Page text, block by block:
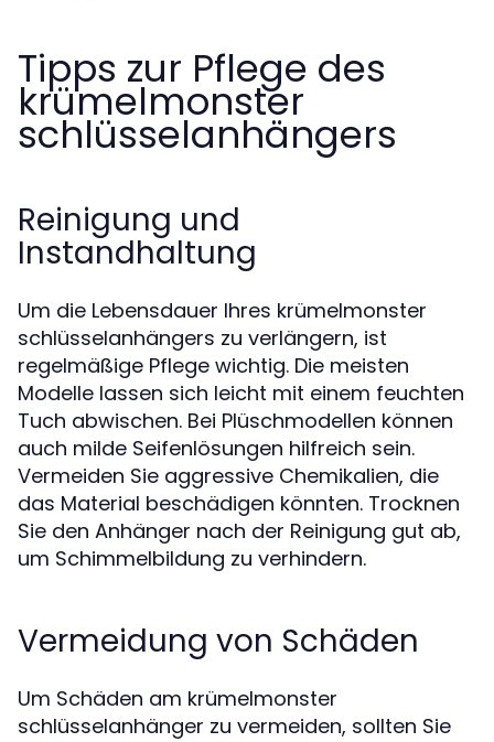
Tipps zur Pflege des
krümelmonster
schlüsselanhängers
Reinigung und
Instandhaltung
Um die Lebensdauer Ihres krümelmonster
schlüsselanhängers zu verlängern, ist
regelmäßige Pflege wichtig. Die meisten
Modelle lassen sich leicht mit einem feuchten
Tuch abwischen. Bei Plüschmodellen können
auch milde Seifenlösungen hilfreich sein.
Vermeiden Sie aggressive Chemikalien, die
das Material beschädigen könnten. Trocknen
Sie den Anhänger nach der Reinigung gut ab,
um Schimmelbildung zu verhindern.
Vermeidung von Schäden
Um Schäden am krümelmonster
schlüsselanhänger zu vermeiden, sollten Sie